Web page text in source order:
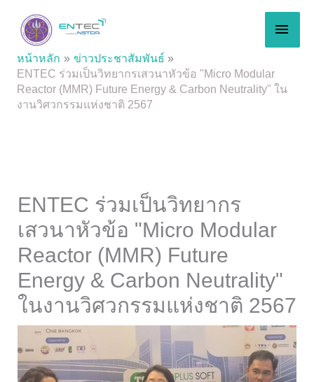
content
หน้าหลัก
ข่าวประชาสัมพันธ์
ENTEC ร่วมเป็นวิทยากรเสวนาหัวข้อ "Micro Modular
Reactor (MMR) Future Energy & Carbon Neutrality" ใน
งานวิศวกรรมแห่งชาติ 2567
ENTEC ร่วมเป็นวิทยากร
เสวนาหัวข้อ "Micro Modular
Reactor (MMR) Future
Energy & Carbon Neutrality"
ในงานวิศวกรรมแห่งชาติ 2567